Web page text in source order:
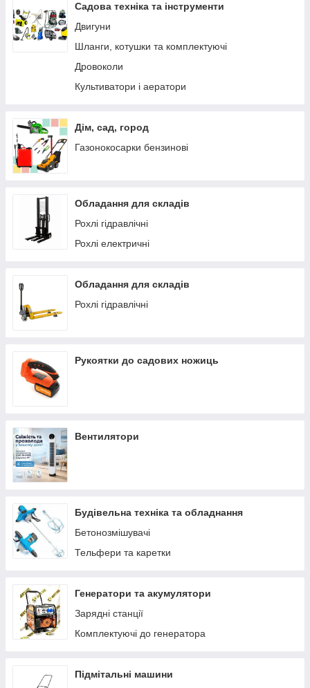
Садова техніка та інструменти
Двигуни
Шланги, котушки та комплектуючі
Дровоколи
Культиватори і аератори
Дім, сад, город
Газонокосарки бензинові
Обладання для складів
Рохлі гідравлічні
Рохлі електричні
Обладання для складів
Рохлі гідравлічні
Рукоятки до садових ножиць
Вентилятори
Будівельна техніка та обладнання
Бетонозмішувачі
Тельфери та каретки
Генератори та акумулятори
Зарядні станції
Комплектуючі до генератора
Підмітальні машини